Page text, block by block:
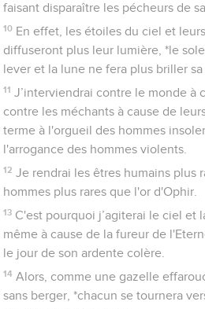
faisant disparaître les pécheurs de
10 En effet, les étoiles du ciel et
diffuseront plus leur lumière, *le
lever et la lune ne fera plus briller sa
11 J’interviendrai contre le monde à
contre les méchants à cause de
terme à l'orgueil des hommes
l'arrogance des hommes violents.
12 Je rendrai les êtres humains plus
hommes plus rares que l'or d'Ophir.
13 C'est pourquoi j’agiterai le ciel et
même à cause de la fureur de
le jour de son ardente colère.
14 Alors, comme une gazelle
sans berger, *chacun se tournera